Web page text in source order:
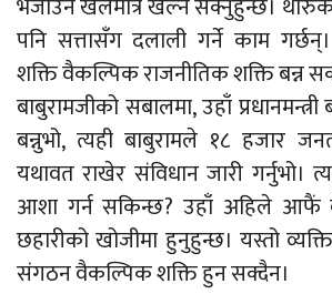
पनि सत्तासँग दलाली गर्ने काम
शक्ति वैकल्पिक राजनीतिक शक्ति बन्न
बाबुरामजीको सबालमा, उहाँ प्रधानमन्त्री
बन्नुभो, त्यही बाबुरामले १८ हजार
यथावत राखेर संविधान जारी गर्नुभो।
आशा गर्न सकिन्छ? उहाँ अहिले आफैं
छहारीको खोजीमा हुनुहुन्छ। यस्तो
संगठन वैकल्पिक शक्ति हुन सक्दैन।